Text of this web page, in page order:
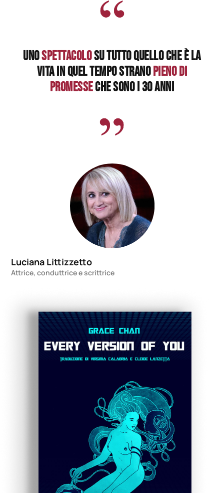
UNOSPETTACOLOSU TUTTO QUELLO CHE È LA
VITA IN QUEL TEMPO STRANOPIENO DI
PROMESSECHE SONO I 30 ANNI
Luciana Littizzetto
Attrice, conduttrice e scrittrice